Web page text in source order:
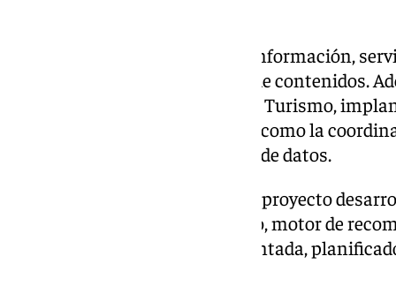
Así, centralizará y unificará la información,
turística, a través de un gestor de contenidos.
digitalización de las Oficinas de Turismo,
personalizar la experiencia, así como la
captación de nueva generación de datos.
Para ello, se han incorporado al proyecto
destino, asesor virtual cognitivo, motor de
turística, realidad virtual aumentada,